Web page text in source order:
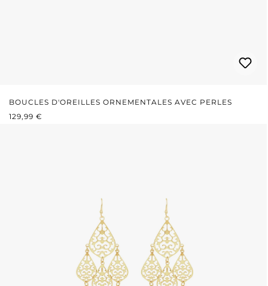
BOUCLES D'OREILLES ORNEMENTALES AVEC PERLES
PRIX RÉGULIER :
129,99 €